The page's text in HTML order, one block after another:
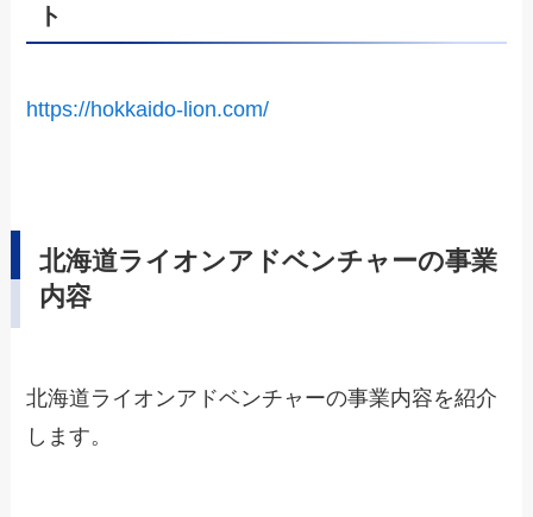
ト
https://hokkaido-lion.com/
北海道ライオンアドベンチャーの事業
内容
北海道ライオンアドベンチャーの事業内容を紹介
します。